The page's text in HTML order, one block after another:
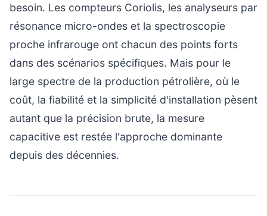
besoin. Les compteurs Coriolis, les analyseurs par
résonance micro-ondes et la spectroscopie
proche infrarouge ont chacun des points forts
dans des scénarios spécifiques. Mais pour le
large spectre de la production pétrolière, où le
coût, la fiabilité et la simplicité d'installation pèsent
autant que la précision brute, la mesure
capacitive est restée l'approche dominante
depuis des décennies.